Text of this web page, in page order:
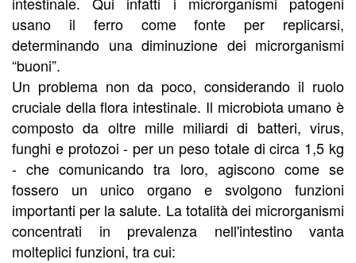
usano il ferro come fonte per replicarsi,
determinando una diminuzione dei microrganismi
“buoni”.
Un problema non da poco, considerando il ruolo
cruciale della flora intestinale. Il microbiota umano è
composto da oltre mille miliardi di batteri, virus,
funghi e protozoi - per un peso totale di circa 1,5 kg
- che comunicando tra loro, agiscono come se
fossero un unico organo e svolgono funzioni
importanti per la salute. La totalità dei microrganismi
concentrati in prevalenza nell'intestino vanta
molteplici funzioni, tra cui: